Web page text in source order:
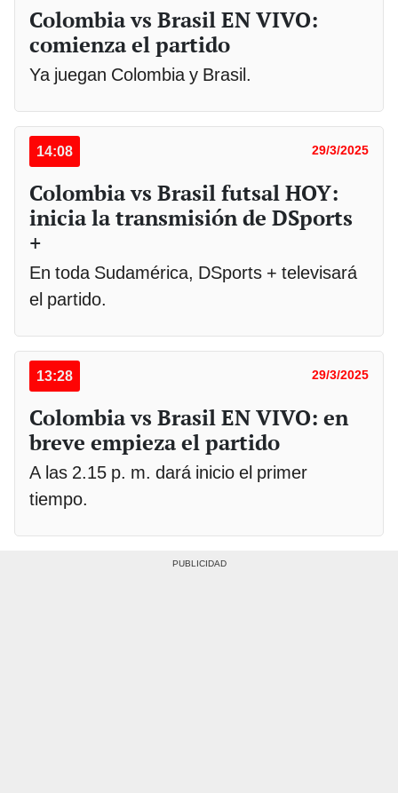
Colombia vs Brasil EN VIVO:
comienza el partido
Ya juegan Colombia y Brasil.
14:08 29/3/2025
Colombia vs Brasil futsal HOY:
inicia la transmisión de DSports
+
En toda Sudamérica, DSports + televisará
el partido.
13:28 29/3/2025
Colombia vs Brasil EN VIVO: en
breve empieza el partido
A las 2.15 p. m. dará inicio el primer
tiempo.